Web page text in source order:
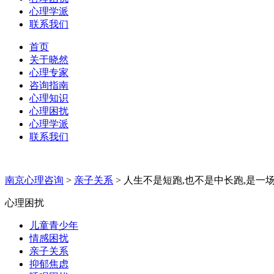
心理学派
联系我们
首页
关于晓然
心理专家
咨询指南
心理知识
心理困扰
心理学派
联系我们
南京心理咨询 > 亲子关系 > 人生不是短跑,也不是中长跑,是一
心理困扰
儿童青少年
情感困扰
亲子关系
抑郁焦虑